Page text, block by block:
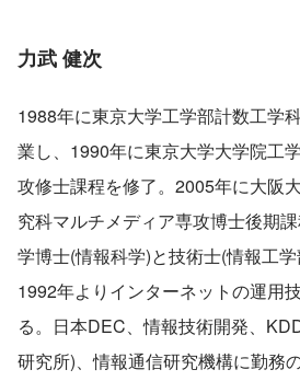
力武 健次
1988年に東京大学工学部計数工学
業し、1990年に東京大学大学院工
攻修士課程を修了。2005年に大阪
究科マルチメディア専攻博士後期
学博士(情報科学)と技術士(情報工学
1992年よりインターネットの運用
る。日本DEC、情報技術開発、
研究所)、情報通信研究機構に勤務